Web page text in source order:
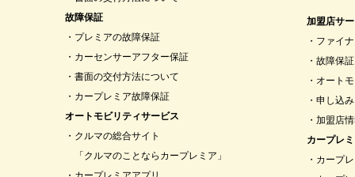
故障保証
プレミアの故障保証
カーセンサーアフター保証
書面の交付方法について
カープレミア故障保証
オートモビリティサービス
クルマの総合サイト
「クルマのことならカープレミア」
加盟店サ
ファイ
故障保証
オート
申し込
加盟店
カープレ
カープ